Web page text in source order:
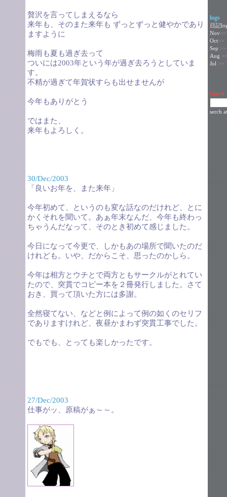
贅沢を言ってしまえるなら
来年も、そのまた来年も ずっとずっと健やかであり
ますように
梅雨も夏も過ぎ去って
ついには2003年という年が過ぎ去ろうとしていま
す。
不精が過ぎて年賀状すらも出せませんが
今年もありがとう
ではまた、
来年もよろしく。
30/Dec/2003
「良いお年を、また来年」
今年初めて、というのも変な話なのだけれど、とに
かくそれを聞いて。あぁ年末なんだ、今年も終わっ
ちゃうんだなって、そのとき初めて感じました。
今日になって今更で、しかもあの場所で聞いたのだ
けれども。いや、だからこそ、思ったのかしら。
今年は相方とウチとで両方ともサークルがとれてい
たので、突貫でコピー本を２冊発行しました。さて
おき、買って頂いた方には多謝。
全然寝てない、などと例によって例の如くのセリフ
でありますけれど、夜昼かまわず突貫工事でした。
でもでも、とっても楽しかったです。
27/Dec/2003
仕事がッ、原稿がぁ～～。
logs
日記
Nov>>
Oct>>
Sep>>
Aug>>
Jul>>
Serch
serch